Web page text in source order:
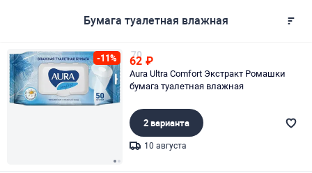
Бумага туалетная влажная
-11% 70
62 ₽
Aura Ultra Comfort Экстракт Ромашки
бумага туалетная влажная
2 варианта
10 августа